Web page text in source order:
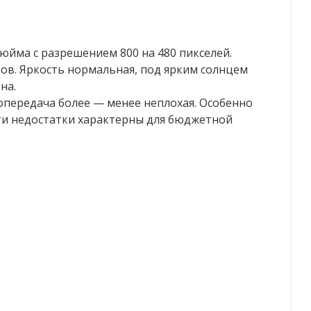
с разрешением 800 на 480 пикселей.
Яркость нормальная, под ярким солнцем
более — менее неплохая. Особенно
недостатки характерны для бюджетной